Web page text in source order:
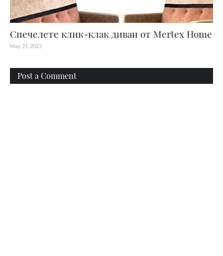
Спечелете клик-клак диван от Mertex Home
May 21, 2022
Post a Comment